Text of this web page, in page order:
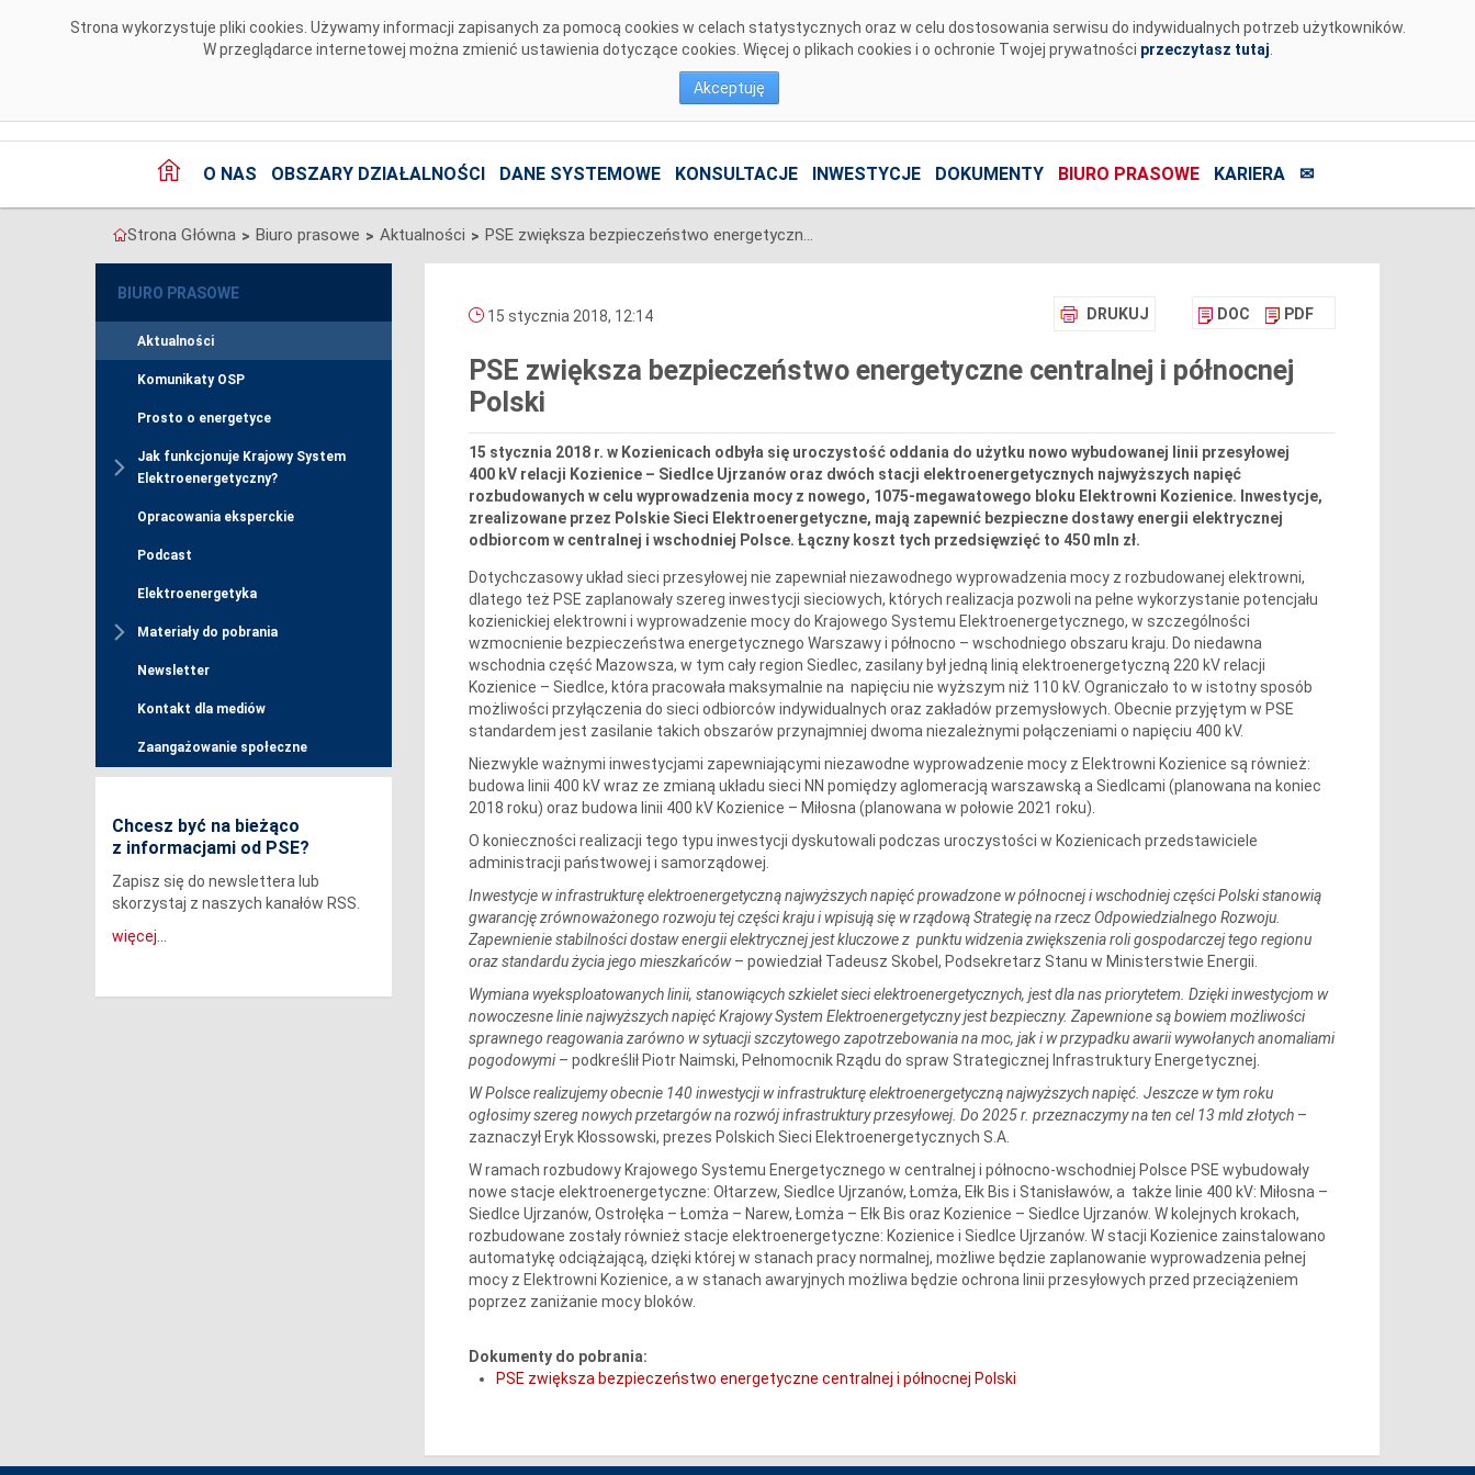
Strona wykorzystuje pliki cookies. Używamy informacji zapisanych za pomocą cookies w celach statystycznych oraz w celu dostosowania serwisu do indywidualnych potrzeb użytkowników.
W przeglądarce internetowej można zmienić ustawienia dotyczące cookies. Więcej o plikach cookies i o ochronie Twojej prywatności przeczytasz tutaj
Akceptuję
O NAS OBSZARY DZIAŁALNOŚCI DANE SYSTEMOWE KONSULTACJE INWESTYCJE DOKUMENTY BIURO PRASOWE KARIERA ✉
Strona Główna > Biuro prasowe > Aktualności > PSE zwiększa bezpieczeństwo energetyczne centralnej i północnej Polski
BIURO PRASOWE
Aktualności
Komunikaty OSP
Prosto o energetyce
Jak funkcjonuje Krajowy System
Elektroenergetyczny?
Opracowania eksperckie
Podcast
Elektroenergetyka
Materiały do pobrania
Newsletter
Kontakt dla mediów
Zaangażowanie społeczne
Chcesz być na bieżąco
z informacjami od PSE?
Zapisz się do newslettera lub
skorzystaj z naszych kanałów RSS.
więcej...
DRUKUJ DOC PDF
15 stycznia 2018, 12:14
PSE zwiększa bezpieczeństwo energetyczne centralnej i północnej
Polski
15 stycznia 2018 r. w Kozienicach odbyła się uroczystość oddania do użytku nowo wybudowanej linii przesyłowej
400 kV relacji Kozienice – Siedlce Ujrzanów oraz dwóch stacji elektroenergetycznych najwyższych napięć
rozbudowanych w celu wyprowadzenia mocy z nowego, 1075-megawatowego bloku Elektrowni Kozienice. Inwestycje,
zrealizowane przez Polskie Sieci Elektroenergetyczne, mają zapewnić bezpieczne dostawy energii elektrycznej
odbiorcom w centralnej i wschodniej Polsce. Łączny koszt tych przedsięwzięć to 450 mln zł.
Dotychczasowy układ sieci przesyłowej nie zapewniał niezawodnego wyprowadzenia mocy z rozbudowanej elektrowni,
dlatego też PSE zaplanowały szereg inwestycji sieciowych, których realizacja pozwoli na pełne wykorzystanie potencjału
kozienickiej elektrowni i wyprowadzenie mocy do Krajowego Systemu Elektroenergetycznego, w szczególności
wzmocnienie bezpieczeństwa energetycznego Warszawy i północno – wschodniego obszaru kraju. Do niedawna
wschodnia część Mazowsza, w tym cały region Siedlec, zasilany był jedną linią elektroenergetyczną 220 kV relacji
Kozienice – Siedlce, która pracowała maksymalnie na napięciu nie wyższym niż 110 kV. Ograniczało to w istotny sposób
możliwości przyłączenia do sieci odbiorców indywidualnych oraz zakładów przemysłowych. Obecnie przyjętym w PSE
standardem jest zasilanie takich obszarów przynajmniej dwoma niezależnymi połączeniami o napięciu 400 kV.
Niezwykle ważnymi inwestycjami zapewniającymi niezawodne wyprowadzenie mocy z Elektrowni Kozienice są również:
budowa linii 400 kV wraz ze zmianą układu sieci NN pomiędzy aglomeracją warszawską a Siedlcami (planowana na koniec
2018 roku) oraz budowa linii 400 kV Kozienice – Miłosna (planowana w połowie 2021 roku).
O konieczności realizacji tego typu inwestycji dyskutowali podczas uroczystości w Kozienicach przedstawiciele
administracji państwowej i samorządowej.
Inwestycje w infrastrukturę elektroenergetyczną najwyższych napięć prowadzone w północnej i wschodniej części Polski stanowią
gwarancję zrównoważonego rozwoju tej części kraju i wpisują się w rządową Strategię na rzecz Odpowiedzialnego Rozwoju.
Zapewnienie stabilności dostaw energii elektrycznej jest kluczowe z punktu widzenia zwiększenia roli gospodarczej tego regionu
oraz standardu życia jego mieszkańców– powiedział Tadeusz Skobel, Podsekretarz Stanu w Ministerstwie Energii.
Wymiana wyeksploatowanych linii, stanowiących szkielet sieci elektroenergetycznych, jest dla nas priorytetem. Dzięki inwestycjom w
nowoczesne linie najwyższych napięć Krajowy System Elektroenergetyczny jest bezpieczny. Zapewnione są bowiem możliwości
sprawnego reagowania zarówno w sytuacji szczytowego zapotrzebowania na moc, jak i w przypadku awarii wywołanych anomaliami
pogodowymi– podkreślił Piotr Naimski, Pełnomocnik Rządu do spraw Strategicznej Infrastruktury Energetycznej.
W Polsce realizujemy obecnie 140 inwestycji w infrastrukturę elektroenergetyczną najwyższych napięć. Jeszcze w tym roku
ogłosimy szereg nowych przetargów na rozwój infrastruktury przesyłowej. Do 2025 r. przeznaczymy na ten cel 13 mld złotych–
zaznaczył Eryk Kłossowski, prezes Polskich Sieci Elektroenergetycznych S.A.
W ramach rozbudowy Krajowego Systemu Energetycznego w centralnej i północno-wschodniej Polsce PSE wybudowały
nowe stacje elektroenergetyczne: Ołtarzew, Siedlce Ujrzanów, Łomża, Ełk Bis i Stanisławów, a także linie 400 kV: Miłosna –
Siedlce Ujrzanów, Ostrołęka – Łomża – Narew, Łomża – Ełk Bis oraz Kozienice – Siedlce Ujrzanów. W kolejnych krokach,
rozbudowane zostały również stacje elektroenergetyczne: Kozienice i Siedlce Ujrzanów. W stacji Kozienice zainstalowano
automatykę odciążającą, dzięki której w stanach pracy normalnej, możliwe będzie zaplanowanie wyprowadzenia pełnej
mocy z Elektrowni Kozienice, a w stanach awaryjnych możliwa będzie ochrona linii przesyłowych przed przeciążeniem
poprzez zaniżanie mocy bloków.
Dokumenty do pobrania:
PSE zwiększa bezpieczeństwo energetyczne centralnej i północnej Polski